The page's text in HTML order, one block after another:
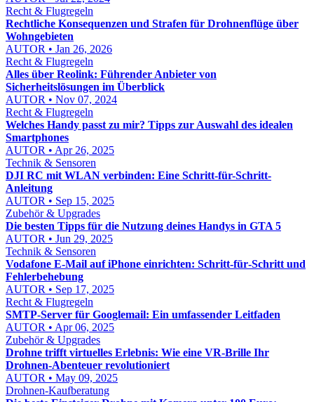
Recht & Flugregeln
Rechtliche Konsequenzen und Strafen für Drohnenflüge über
Wohngebieten
AUTOR • Jan 26, 2026
Recht & Flugregeln
Alles über Reolink: Führender Anbieter von
Sicherheitslösungen im Überblick
AUTOR • Nov 07, 2024
Recht & Flugregeln
Welches Handy passt zu mir? Tipps zur Auswahl des idealen
Smartphones
AUTOR • Apr 26, 2025
Technik & Sensoren
DJI RC mit WLAN verbinden: Eine Schritt-für-Schritt-
Anleitung
AUTOR • Sep 15, 2025
Zubehör & Upgrades
Die besten Tipps für die Nutzung deines Handys in GTA 5
AUTOR • Jun 29, 2025
Technik & Sensoren
Vodafone E‑Mail auf iPhone einrichten: Schritt‑für‑Schritt und
Fehlerbehebung
AUTOR • Sep 17, 2025
Recht & Flugregeln
SMTP-Server für Googlemail: Ein umfassender Leitfaden
AUTOR • Apr 06, 2025
Zubehör & Upgrades
Drohne trifft virtuelles Erlebnis: Wie eine VR-Brille Ihr
Drohnen-Abenteuer revolutioniert
AUTOR • May 09, 2025
Drohnen-Kaufberatung